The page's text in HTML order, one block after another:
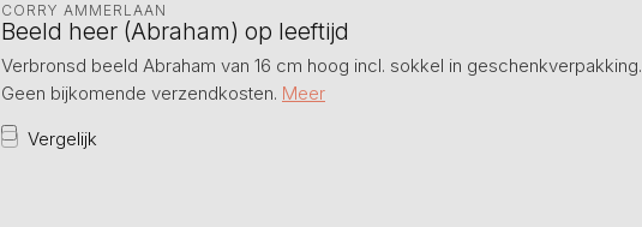
CORRY AMMERLAAN
Beeld heer (Abraham) op leeftijd
Verbronsd beeld Abraham van 16 cm hoog incl. sokkel in geschenkverpakking.
Geen bijkomende verzendkosten. Meer
Vergelijk